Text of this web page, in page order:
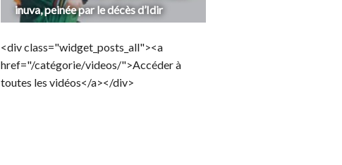
inuva, peinée par le décès d’Idir
<div class="widget_posts_all"><a
href="/catégorie/videos/">Accéder à
toutes les vidéos</a></div>